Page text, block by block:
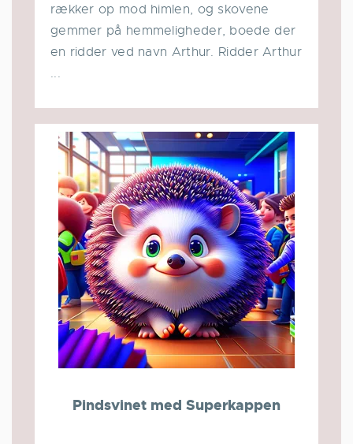
rækker op mod himlen, og skovene
gemmer på hemmeligheder, boede der
en ridder ved navn Arthur. Ridder Arthur
...
Pindsvinet med Superkappen